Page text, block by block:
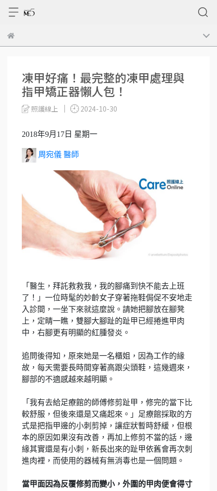
凍甲好痛！最完整的凍甲處理與
指甲矯正器懶人包！
照護線上 2024-10-30
2018年9月17日 星期一
周宛儀 醫師
「醫生，拜託救救我，我的腳痛到快不能去上班
了！」一位時髦的妙齡女子穿著拖鞋侷促不安地走
入診間，一坐下來就這麼說。請她把腳放在腳凳
上，定睛一瞧，雙腳大腳趾的趾甲已經捲進甲肉
中，右腳更有明顯的紅腫發炎。
追問後得知，原來她是一名櫃姐，因為工作的緣
故，每天需要長時間穿著高跟尖頭鞋，這幾週來，
腳部的不適感越來越明顯。
「我有去給足療館的師傅修剪趾甲，修完的當下比
較舒服，但後來還是又痛起來。」足療館採取的方
式是把指甲邊的小刺剪掉，讓症狀暫時舒緩，但根
本的原因如果沒有改善，再加上修剪不當的話，邊
緣其實還是有小刺，新長出來的趾甲依舊會再次刺
進肉裡，而使用的器械有無消毒也是一個問題。
當甲面因為反覆修剪而變小，外圍的甲肉便會得寸